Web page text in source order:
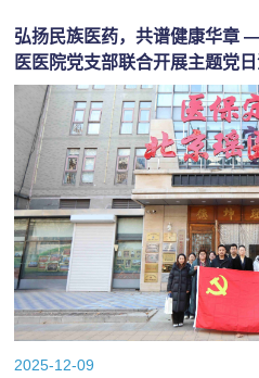
弘扬民族医药，共谱健康华章
医医院党支部联合开展主题党
2025-12-09